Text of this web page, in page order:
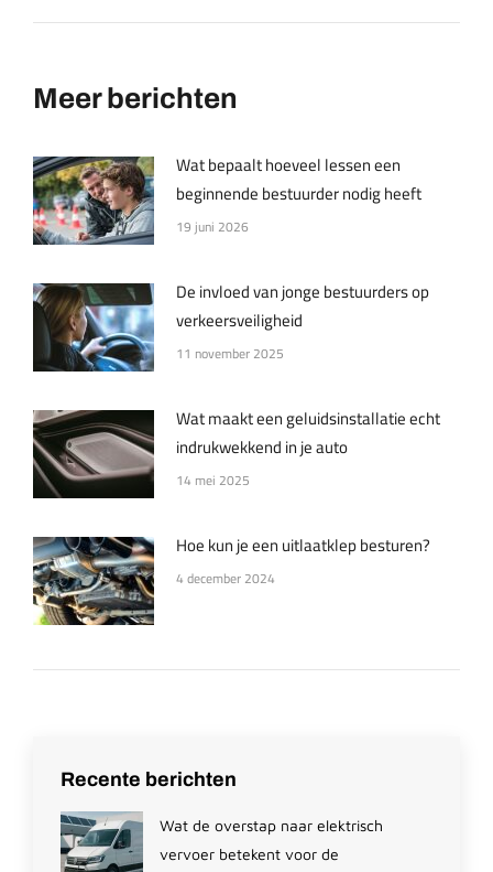
Meer berichten
Wat bepaalt hoeveel lessen een
beginnende bestuurder nodig heeft
19 juni 2026
De invloed van jonge bestuurders op
verkeersveiligheid
11 november 2025
Wat maakt een geluidsinstallatie echt
indrukwekkend in je auto
14 mei 2025
Hoe kun je een uitlaatklep besturen?
4 december 2024
Recente berichten
Wat de overstap naar elektrisch
vervoer betekent voor de